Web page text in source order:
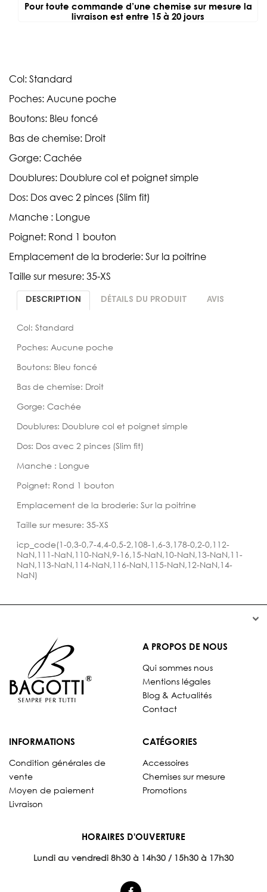
Pour toute commande d’une chemise sur mesure la
livraison est entre 15 à 20 jours
Col: Standard
Poches: Aucune poche
Boutons: Bleu foncé
Bas de chemise: Droit
Gorge: Cachée
Doublures: Doublure col et poignet simple
Dos: Dos avec 2 pinces (Slim fit)
Manche : Longue
Poignet: Rond 1 bouton
Emplacement de la broderie: Sur la poitrine
Taille sur mesure: 35-XS
DESCRIPTION DÉTAILS DU PRODUIT AVIS
Col: Standard
Poches: Aucune poche
Boutons: Bleu foncé
Bas de chemise: Droit
Gorge: Cachée
Doublures: Doublure col et poignet simple
Dos: Dos avec 2 pinces (Slim fit)
Manche : Longue
Poignet: Rond 1 bouton
Emplacement de la broderie: Sur la poitrine
Taille sur mesure: 35-XS
icp_code(1-0,3-0,7-4,4-0,5-2,108-1,6-3,178-0,2-0,112-
NaN,111-NaN,110-NaN,9-16,15-NaN,10-NaN,13-NaN,11-
NaN,113-NaN,114-NaN,116-NaN,115-NaN,12-NaN,14-
NaN)


A PROPOS DE NOUS
Qui sommes nous
Mentions légales
Blog & Actualités
Contact
INFORMATIONS
Condition générales de
vente
Moyen de paiement
Livraison
CATÉGORIES
Accessoires
Chemises sur mesure
Promotions
HORAIRES D'OUVERTURE
Lundi au vendredi 8h30 à 14h30 / 15h30 à 17h30